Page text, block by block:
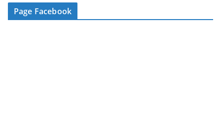
-
m
Page Facebook